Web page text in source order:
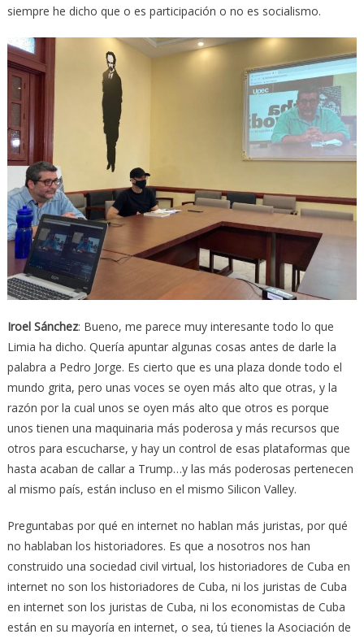
siempre he dicho que o es participación o no es socialismo.
Iroel Sánchez: Bueno, me parece muy interesante todo lo que
Limia ha dicho. Quería apuntar algunas cosas antes de darle la
palabra a Pedro Jorge. Es cierto que es una plaza donde todo el
mundo grita, pero unas voces se oyen más alto que otras, y la
razón por la cual unos se oyen más alto que otros es porque
unos tienen una maquinaria más poderosa y más recursos que
otros para escucharse, y hay un control de esas plataformas que
hasta acaban de callar a Trump…y las más poderosas pertenecen
al mismo país, están incluso en el mismo Silicon Valley.
Preguntabas por qué en internet no hablan más juristas, por qué
no hablaban los historiadores. Es que a nosotros nos han
construido una sociedad civil virtual, los historiadores de Cuba en
internet no son los historiadores de Cuba, ni los juristas de Cuba
en internet son los juristas de Cuba, ni los economistas de Cuba
están en su mayoría en internet, o sea, tú tienes la Asociación de